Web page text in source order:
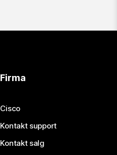
Firma
Cisco
Kontakt support
Kontakt salg